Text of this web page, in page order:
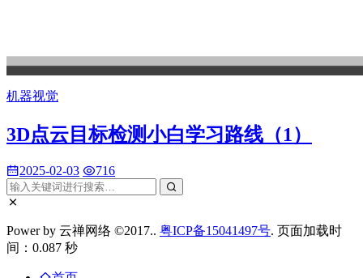
机器视觉
3D点云目标检测小白学习路线（1）
2025-02-03 716
Power by 云禅网络 ©2017.. 粤ICP备15041497号. 页面加载时
间：0.087 秒